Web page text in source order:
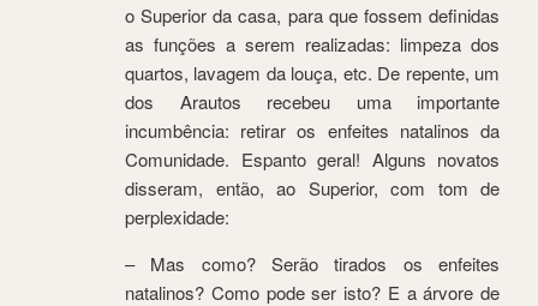
o Superior da casa, para que fossem definidas
as funções a serem realizadas: limpeza dos
quartos, lavagem da louça, etc. De repente, um
dos Arautos recebeu uma importante
incumbência: retirar os enfeites natalinos da
Comunidade. Espanto geral! Alguns novatos
disseram, então, ao Superior, com tom de
perplexidade:
– Mas como? Serão tirados os enfeites
natalinos? Como pode ser isto? E a árvore de